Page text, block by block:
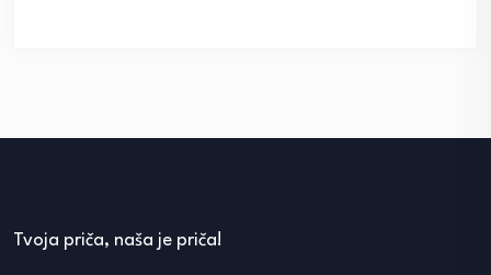
Tvoja priča, naša je priča!